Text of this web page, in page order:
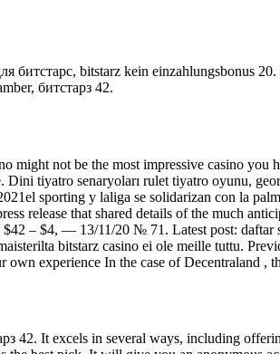
битстарс, bitstarz kein einzahlungsbonus
битстарз 42.
might not be the most impressive casino
tiyatro senaryoları rulet tiyatro oyunu,
sporting y laliga se solidarizan con la
release that shared details of the much
$42 – $4, — 13/11/20 № 71. Latest post:
bitstarz casino ei ole meille tuttu.
experience In the case of Decentraland
42. It excels in several ways, including